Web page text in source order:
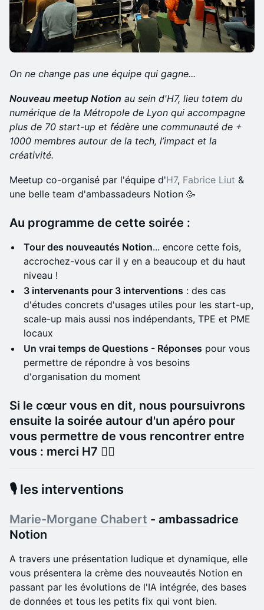
On ne change pas une équipe qui gagne...
Nouveau meetup Notion au sein d'H7, lieu totem du
numérique de la Métropole de Lyon qui accompagne
plus de 70 start-up et fédère une communauté de +
1000 membres autour de la tech, l’impact et la
créativité.
Meetup co-organisé par l'équipe d'H7, Fabrice Liut &
une belle team d'ambassadeurs Notion 🥳
​Au programme de cette soirée :
Tour des nouveautés Notion... encore cette fois,
accrochez-vous car il y en a beaucoup et du haut
niveau !
3 intervenants pour 3 interventions : des cas
d'études concrets d'usages utiles pour les start-up,
scale-up mais aussi nos indépendants, TPE et PME
locaux
Un vrai temps de Questions - Réponses pour vous
permettre de répondre à vos besoins
d'organisation du moment
Si le cœur vous en dit, nous poursuivrons
ensuite la soirée autour d'un apéro pour
vous permettre de vous rencontrer entre
vous : merci H7 👯‍♂️
🎙️ les interventions
Marie-Morgane Chabert - ambassadrice
Notion
A travers une présentation ludique et dynamique, elle
vous présentera la crème des nouveautés Notion en
passant par les évolutions de l'IA intégrée, des bases
de données et tous les petits fix qui vont bien.